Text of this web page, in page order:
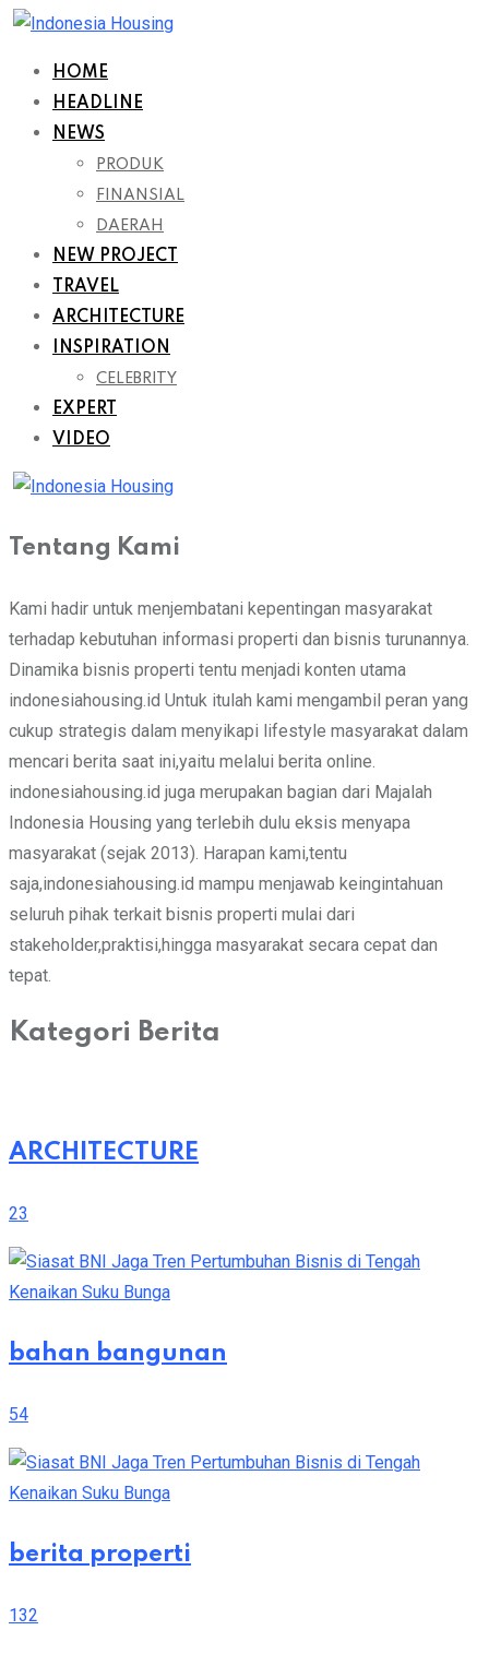
Skip
contentHOME
HEADLINE
NEWS
PRODUK
FINANSIAL
DAERAH
NEW PROJECT
TRAVEL
ARCHITECTURE
INSPIRATION
CELEBRITY
EXPERT
VIDEO
Tentang Kami
Kami hadir untuk menjembatani kepentingan masyarakat
terhadap kebutuhan informasi properti dan bisnis turunannya.
Dinamika bisnis properti tentu menjadi konten utama
indonesiahousing.id Untuk itulah kami mengambil peran yang
cukup strategis dalam menyikapi lifestyle masyarakat dalam
mencari berita saat ini,yaitu melalui berita online.
indonesiahousing.id juga merupakan bagian dari Majalah
Indonesia Housing yang terlebih dulu eksis menyapa
masyarakat (sejak 2013). Harapan kami,tentu
saja,indonesiahousing.id mampu menjawab keingintahuan
seluruh pihak terkait bisnis properti mulai dari
stakeholder,praktisi,hingga masyarakat secara cepat dan
tepat.
Kategori Berita
ARCHITECTURE
23
bahan bangunan
54
berita properti
132